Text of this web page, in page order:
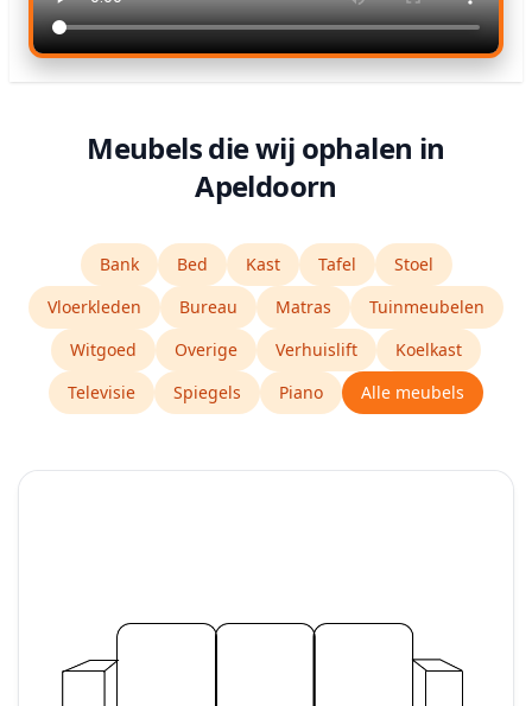
Meubels die wij ophalen in
Apeldoorn
Bank Bed Kast Tafel
Stoel
Vloerkleden
Bureau Matras
Tuinmeubelen
Witgoed
Overige Verhuislift
Koelkast
Televisie
Spiegels Piano Alle meubels